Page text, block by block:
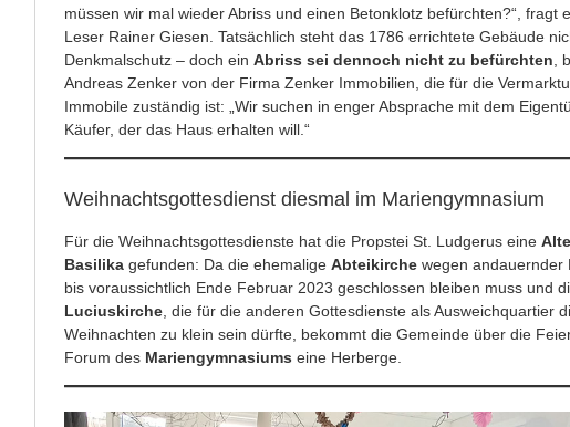
müssen wir mal wieder Abriss und einen Betonklotz befürchten?“, fragt
Leser Rainer Giesen. Tatsächlich steht das 1786 errichtete Gebäude
Denkmalschutz – doch ein Abriss sei dennoch nicht zu befürchten ,
Andreas Zenker von der Firma Zenker Immobilien, die für die
Immobile zuständig ist: „Wir suchen in enger Absprache mit dem
Käufer, der das Haus erhalten will.“
Weihnachtsgottesdienst diesmal im Mariengymnasium
Für die Weihnachtsgottesdienste hat die Propstei St. Ludgerus eine
Basilikagefunden: Da die ehemalige Abteikirche wegen andauernder
bis voraussichtlich Ende Februar 2023 geschlossen bleiben muss und
Luciuskirche, die für die anderen Gottesdienste als Ausweichquartier
Weihnachten zu klein sein dürfte, bekommt die Gemeinde über die
Forum des Mariengymnasiums eine Herberge.